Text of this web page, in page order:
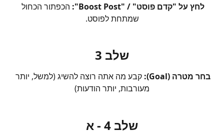
לחץ על "קדם פוסט" / "Boost Post":
הכפתור הכחול
שמתחת לפוסט.
שלב 3
בחר מטרה (Goal):
קבע מה אתה רוצה להשיג (למשל, יותר
מעורבות, יותר הודעות)
שלב 4 - א